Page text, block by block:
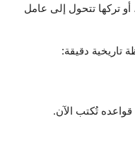
تركها تتحول إلى عامل
تاريخية دقيقة:
تُكتب الآن.